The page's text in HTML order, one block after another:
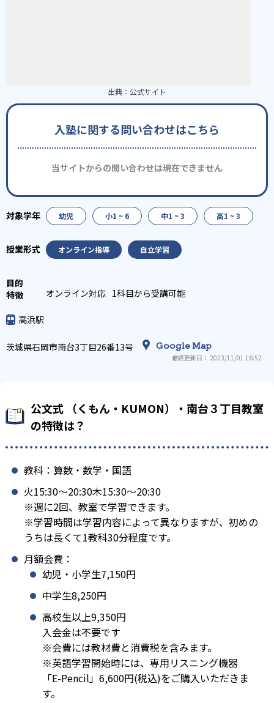
出典： 公式サイト
入塾に関する問い合わせはこちら
当サイトからの問い合わせは現在できません
幼児 小1 ~ 6 中1 ~ 3 高1 ~ 3
オンライン指導 自立学習
オンライン対応 1科目から受講可能
高浜駅
茨城県石岡市南台3丁目26番13号 Google Map
最終更新日： 2023/11/01 16:52
公文式 （くもん・KUMON）・南台３丁目教室
の特徴は？
教科：算数・数学・国語
火15:30〜20:30木15:30〜20:30
※週に2回、教室で学習できます。
※学習時間は学習内容によって異なりますが、初めの
うちは長くて1教科30分程度です。
月額会費：
幼児・小学生7,150円
中学生8,250円
高校生以上9,350円
入会金は不要です
※会費には教材費と消費税を含みます。
※英語学習開始時には、専用リスニング機器
「E-Pencil」6,600円(税込)をご購入いただきま
す。